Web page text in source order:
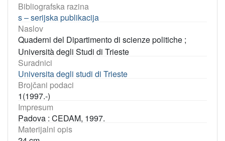
Bibliografska razina
s – serijska publikacija
Naslov
Quaderni del Dipartimento di scienze politiche ;
Università degli Studi di Trieste
Suradnici
Universita degli studi di Trieste
Brojčani podaci
1(1997.-)
Impresum
Padova : CEDAM, 1997.
Materijalni opis